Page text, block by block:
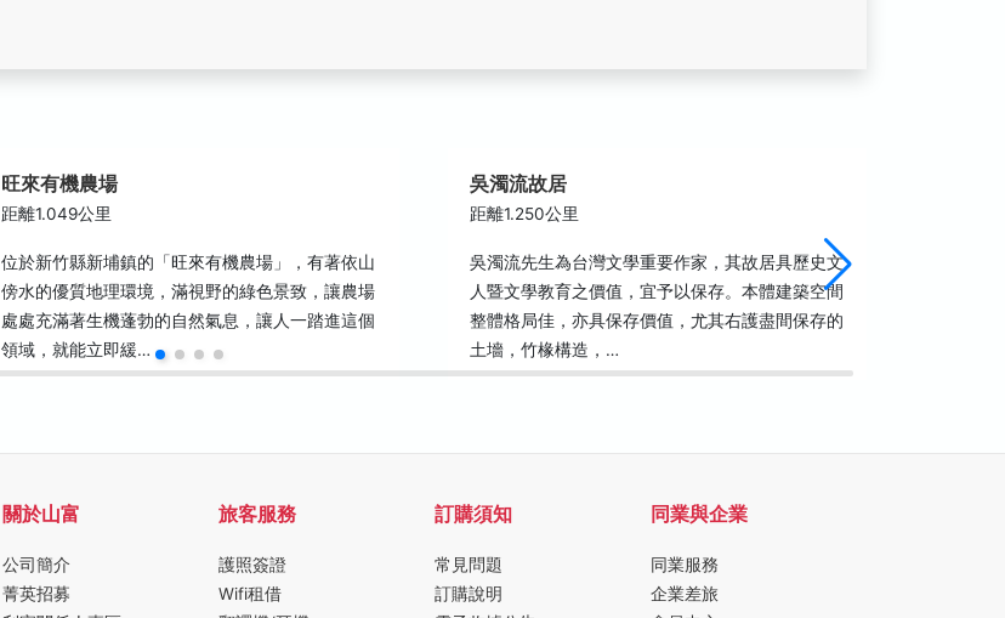
旺來有機農場
距離1.049公里
位於新竹縣新埔鎮的「旺來有機農場」，有著依山
傍水的優質地理環境，滿視野的綠色景致，讓農場
處處充滿著生機蓬勃的自然氣息，讓人一踏進這個
領域，就能立即緩…
吳濁流故居
距離1.250公里
吳濁流先生為台灣文學重要作家，其故居具歷史文
人暨文學教育之價值，宜予以保存。本體建築空間
整體格局佳，亦具保存價值，尤其右護盡間保存的
土墻，竹椽構造，…
關於山富
公司簡介
菁英招募
旅客服務
護照簽證
Wifi租借
訂購須知
常見問題
訂購說明
同業與企業
同業服務
企業差旅